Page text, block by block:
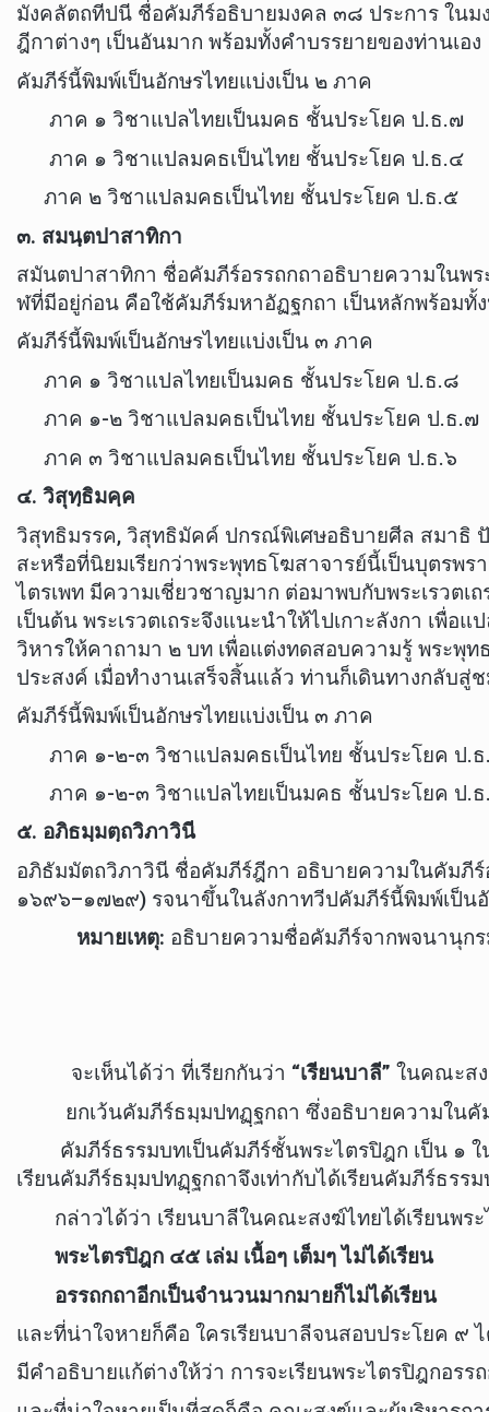
มังคลัตถทีปนี ชื่อคัมภีร์อธิบายมงคล ๓๘ ประการ ในม
ฎีกาต่างๆ เป็นอันมาก พร้อมทั้งคำบรรยายของท่านเอง
คัมภีร์นี้พิมพ์เป็นอักษรไทยแบ่งเป็น ๒ ภาค
ภาค ๑ วิชาแปลไทยเป็นมคธ ชั้นประโยค ป.ธ.๗
ภาค ๑ วิชาแปลมคธเป็นไทย ชั้นประโยค ป.ธ.๔
ภาค ๒ วิชาแปลมคธเป็นไทย ชั้นประโยค ป.ธ.๕
๓. สมนฺตปาสาทิกา
สมันตปาสาทิกา ชื่อคัมภีร์อรรถกถาอธิบายความในพร
ฬที่มีอยู่ก่อน คือใช้คัมภีร์มหาอัฏฐกถา เป็นหลักพร้อมทั้
คัมภีร์นี้พิมพ์เป็นอักษรไทยแบ่งเป็น ๓ ภาค
ภาค ๑ วิชาแปลไทยเป็นมคธ ชั้นประโยค ป.ธ.๘
ภาค ๑-๒ วิชาแปลมคธเป็นไทย ชั้นประโยค ป.ธ.๗
ภาค ๓ วิชาแปลมคธเป็นไทย ชั้นประโยค ป.ธ.๖
๔. วิสุทฺธิมคฺค
วิสุทธิมรรค, วิสุทธิมัคค์ ปกรณ์พิเศษอธิบายศีล สมาธิ
สะหรือที่นิยมเรียกว่าพระพุทธโฆสาจารย์นี้เป็นบุตรพ
ไตรเพท มีความเชี่ยวชาญมาก ต่อมาพบกับพระเรวต
เป็นต้น พระเรวตเถระจึงแนะนำให้ไปเกาะลังกา เพื่
วิหารให้คาถามา ๒ บท เพื่อแต่งทดสอบความรู้ พระพุ
ประสงค์ เมื่อทำงานเสร็จสิ้นแล้ว ท่านก็เดินทางกลับ
คัมภีร์นี้พิมพ์เป็นอักษรไทยแบ่งเป็น ๓ ภาค
ภาค ๑-๒-๓ วิชาแปลมคธเป็นไทย ชั้นประโยค ป.
ภาค ๑-๒-๓ วิชาแปลไทยเป็นมคธ ชั้นประโยค ป.
๕. อภิธมฺมตฺถวิภาวินี
อภิธัมมัตถวิภาวินี ชื่อคัมภีร์ฎีกา อธิบายความในคัมภีร์
๑๖๙๖–๑๗๒๙) รจนาขึ้นในลังกาทวีปคัมภีร์นี้พิมพ์เป็น
หมายเหตุ: อธิบายความชื่อคัมภีร์จากพจนานุก
จะเห็นได้ว่า ที่เรียกกันว่า “เรียนบาลี” ในคณะสง
ยกเว้นคัมภีร์ธมฺมปทฏฺฐกถา ซึ่งอธิบายความในคัมภี
คัมภีร์ธรรมบทเป็นคัมภีร์ชั้นพระไตรปิฎก เป็น ๑ ใ
เรียนคัมภีร์ธมฺมปทฏฺฐกถาจึงเท่ากับได้เรียนคัมภีร์ธรร
กล่าวได้ว่า เรียนบาลีในคณะสงฆ์ไทยได้เรียนพระ
พระไตรปิฎก ๔๕ เล่ม เนื้อๆ เต็มๆ ไม่ได้เรียน
อรรถกถาอีกเป็นจำนวนมากมายก็ไม่ได้เรียน
และที่น่าใจหายก็คือ ใครเรียนบาลีจนสอบประโยค ๙
มีคำอธิบายแก้ต่างให้ว่า การจะเรียนพระไตรปิฎกอร